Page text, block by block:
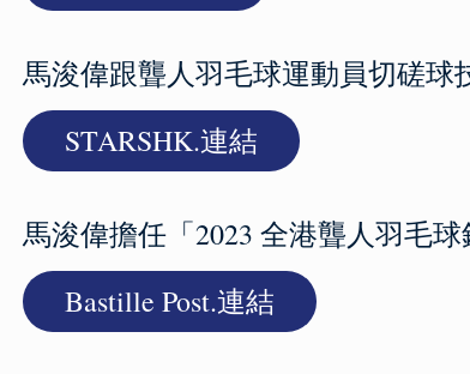
馬浚偉跟聾人羽毛球運動員切磋球
STARSHK.連結
馬浚偉擔任「2023 全港聾人羽毛
Bastille Post.連結